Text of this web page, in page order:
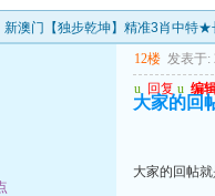
新澳门【独步乾坤】精准3肖中特★
12楼 发表于:
u 回复 u 编
大家的回
大家的回帖